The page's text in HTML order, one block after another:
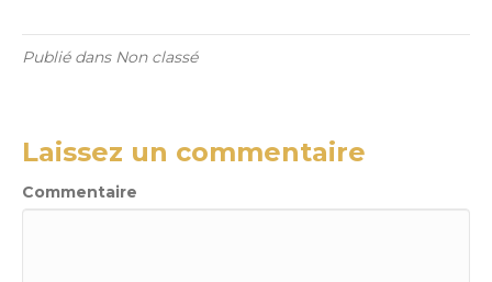
Publié dans Non classé
Laissez un commentaire
Commentaire